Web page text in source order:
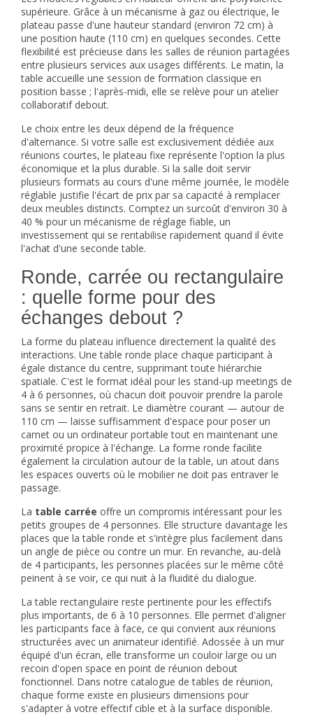
supérieure. Grâce à un mécanisme à gaz ou électrique, le
plateau passe d'une hauteur standard (environ 72 cm) à
une position haute (110 cm) en quelques secondes. Cette
flexibilité est précieuse dans les salles de réunion partagées
entre plusieurs services aux usages différents. Le matin, la
table accueille une session de formation classique en
position basse ; l'après-midi, elle se relève pour un atelier
collaboratif debout.
Le choix entre les deux dépend de la fréquence
d'alternance. Si votre salle est exclusivement dédiée aux
réunions courtes, le plateau fixe représente l'option la plus
économique et la plus durable. Si la salle doit servir
plusieurs formats au cours d'une même journée, le modèle
réglable justifie l'écart de prix par sa capacité à remplacer
deux meubles distincts. Comptez un surcoût d'environ 30 à
40 % pour un mécanisme de réglage fiable, un
investissement qui se rentabilise rapidement quand il évite
l'achat d'une seconde table.
Ronde, carrée ou rectangulaire
: quelle forme pour des
échanges debout ?
La forme du plateau influence directement la qualité des
interactions. Une table ronde place chaque participant à
égale distance du centre, supprimant toute hiérarchie
spatiale. C'est le format idéal pour les stand-up meetings de
4 à 6 personnes, où chacun doit pouvoir prendre la parole
sans se sentir en retrait. Le diamètre courant — autour de
110 cm — laisse suffisamment d'espace pour poser un
carnet ou un ordinateur portable tout en maintenant une
proximité propice à l'échange. La forme ronde facilite
également la circulation autour de la table, un atout dans
les espaces ouverts où le mobilier ne doit pas entraver le
passage.
La table carrée offre un compromis intéressant pour les
petits groupes de 4 personnes. Elle structure davantage les
places que la table ronde et s'intègre plus facilement dans
un angle de pièce ou contre un mur. En revanche, au-delà
de 4 participants, les personnes placées sur le même côté
peinent à se voir, ce qui nuit à la fluidité du dialogue.
La table rectangulaire reste pertinente pour les effectifs
plus importants, de 6 à 10 personnes. Elle permet d'aligner
les participants face à face, ce qui convient aux réunions
structurées avec un animateur identifié. Adossée à un mur
équipé d'un écran, elle transforme un couloir large ou un
recoin d'open space en point de réunion debout
fonctionnel. Dans notre catalogue detables de réunion,
chaque forme existe en plusieurs dimensions pour
s'adapter à votre effectif cible et à la surface disponible.